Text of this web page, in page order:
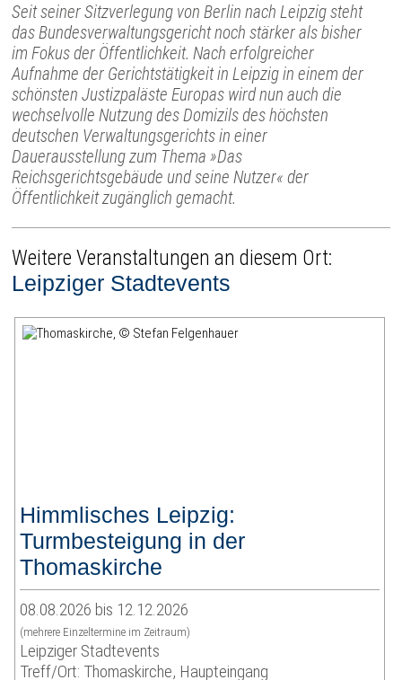
Seit seiner Sitzverlegung von Berlin nach Leipzig steht
das Bundesverwaltungsgericht noch stärker als bisher
im Fokus der Öffentlichkeit. Nach erfolgreicher
Aufnahme der Gerichtstätigkeit in Leipzig in einem der
schönsten Justizpaläste Europas wird nun auch die
wechselvolle Nutzung des Domizils des höchsten
deutschen Verwaltungsgerichts in einer
Dauerausstellung zum Thema »Das
Reichsgerichtsgebäude und seine Nutzer« der
Öffentlichkeit zugänglich gemacht.
Weitere Veranstaltungen an diesem Ort:
Leipziger Stadtevents
Himmlisches Leipzig:
Turmbesteigung in der
Thomaskirche
08.08.2026 bis 12.12.2026
(mehrere Einzeltermine im Zeitraum)
Leipziger Stadtevents
Treff/Ort: Thomaskirche, Haupteingang